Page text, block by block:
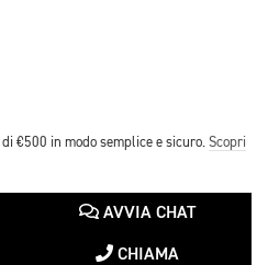
€500 in modo semplice e sicuro. Scopri
AVVIA CHAT
CHIAMA